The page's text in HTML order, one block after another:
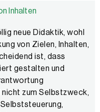
Inhalten
neue Didaktik, wohl
von Zielen, Inhalten,
ist, dass
gestalten und
nicht zum Selbstzweck,